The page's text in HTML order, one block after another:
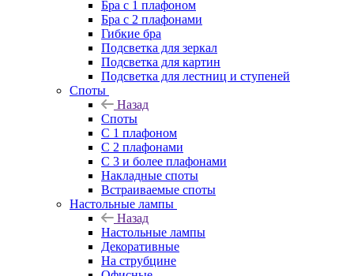
Бра с 1 плафоном
Бра с 2 плафонами
Гибкие бра
Подсветка для зеркал
Подсветка для картин
Подсветка для лестниц и ступеней
Споты
Назад
Споты
С 1 плафоном
С 2 плафонами
С 3 и более плафонами
Накладные споты
Встраиваемые споты
Настольные лампы
Назад
Настольные лампы
Декоративные
На струбцине